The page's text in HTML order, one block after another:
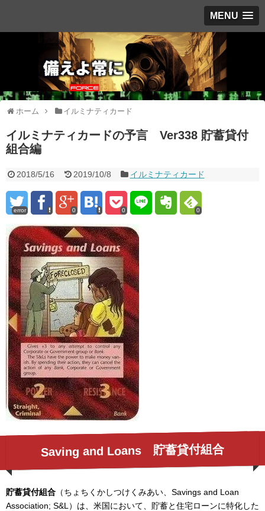
MENU
ホーム イルミナティカード
イルミナティカードの予言 Ver338 貯蓄貸付
組合編
2018/5/16 2019/10/8 イルミナティカード
error 0 0 0
Saving and Loans 貯蓄貸付組合
貯蓄貸付組合 （ちょちくかしつけくみあい、Savings and Loan
Association; S&L）は、米国において、貯蓄と住宅ローンに特化した